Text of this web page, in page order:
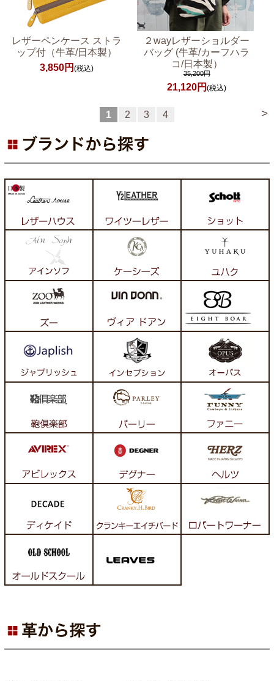
レザーペンケース ストラ
ップ付（牛革/日本製）
3,850円(税込)
２wayレザーショルダー
バッグ (牛革/カーフハラ
コ/日本製）
35,200円
21,120円(税込)
>
1 2 3 4